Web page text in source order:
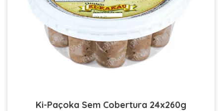
Ki-Paçoka Sem Cobertura 24x260g